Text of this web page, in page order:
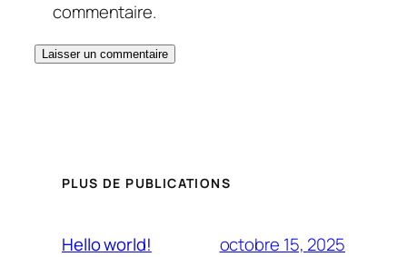
commentaire.
PLUS DE PUBLICATIONS
Hello world! octobre 15, 2025